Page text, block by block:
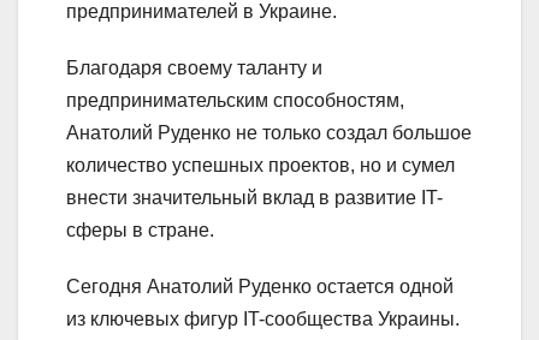
предпринимателей в Украине.
Благодаря своему таланту и
предпринимательским способностям,
Анатолий Руденко не только создал большое
количество успешных проектов, но и сумел
внести значительный вклад в развитие IT-
сферы в стране.
Сегодня Анатолий Руденко остается одной
из ключевых фигур IT-сообщества Украины.